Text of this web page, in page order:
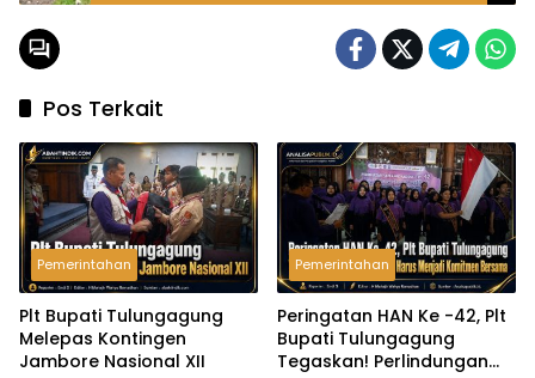
Pos Terkait
Pemerintahan
Plt Bupati Tulungagung
Melepas Kontingen
Jambore Nasional XII
Pemerintahan
Peringatan HAN Ke -42, Plt
Bupati Tulungagung
Tegaskan! Perlindungan